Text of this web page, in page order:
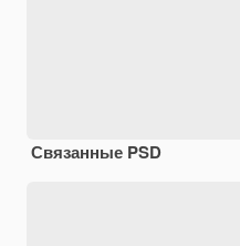
Связанные PSD